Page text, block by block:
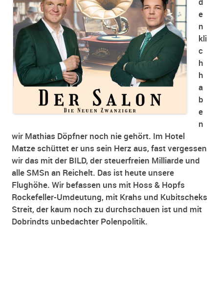
e
n
kli
c
h
h
a
b
e
n
wir Mathias Döpfner noch nie gehört. Im Hotel
Matze schüttet er uns sein Herz aus, fast vergessen
wir das mit der BILD, der steuerfreien Milliarde und
alle SMSn an Reichelt. Das ist heute unsere
Flughöhe. Wir befassen uns mit Hoss & Hopfs
Rockefeller-Umdeutung, mit Krahs und Kubitscheks
Streit, der kaum noch zu durchschauen ist und mit
Dobrindts unbedachter Polenpolitik.